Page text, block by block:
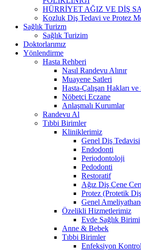
HÜRRİYET AĞIZ VE DİŞ
Kozluk Diş Tedavi ve Protez
Sağlık Turizm
Sağlık Turizim
Doktorlarımız
Yönlendirme
Hasta Rehberi
Nasıl Randevu Alınır
Muayene Satleri
Hasta-Çalışan Hakları
Nöbetçi Eczane
Anlaşmalı Kurumlar
Randevu Al
Tıbbi Birimler
Kliniklerimiz
Genel Diş Tedavisi
Endodonti
Periodontoloji
Pedodonti
Restoratif
Ağız Diş Çene
Protez (Protetik
Genel
Özelikli Hizmetlerimiz
Evde Sağlık Birimi
Anne & Bebek
Tıbbi Birimler
Enfeksiyon Kontrol